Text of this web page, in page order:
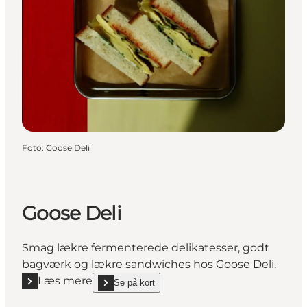
Foto: Goose Deli
Goose Deli
Smag lækre fermenterede delikatesser, godt
bagværk og lækre sandwiches hos Goose Deli.
Læs mere
Læs mere "Goose Deli"
Se på kort
show Goose Deli on_map